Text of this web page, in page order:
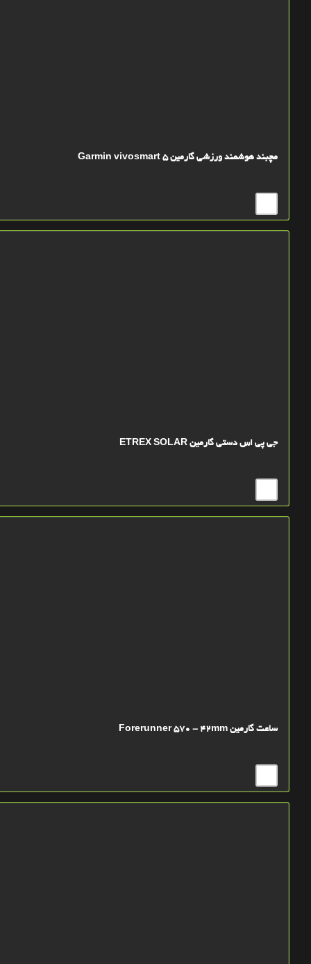
مچبند هوشمند ورزشی گارمین Garmin vivosmart 5
جی پی اس دستی گارمین ETREX SOLAR
ساعت گارمین Forerunner 570 - 42mm